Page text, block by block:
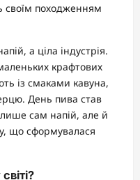
своїм походженням
а ціла індустрія.
крафтових
із смаками кавуна,
День пива став
сам напій, але й
що сформувалася